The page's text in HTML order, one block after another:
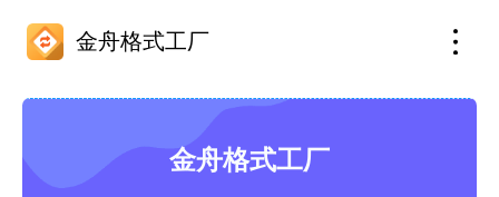
金舟格式工厂
金舟格式工厂